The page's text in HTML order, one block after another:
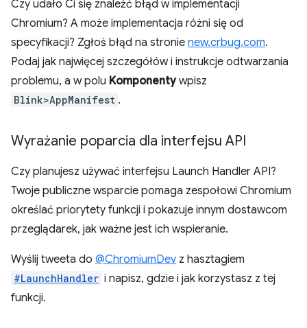
Czy udało Ci się znaleźć błąd w implementacji
Chromium? A może implementacja różni się od
specyfikacji? Zgłoś błąd na stronie new.crbug.com.
Podaj jak najwięcej szczegółów i instrukcje odtwarzania
problemu, a w polu Komponentywpisz
Blink>AppManifest .
Wyrażanie poparcia dla interfejsu API
Czy planujesz używać interfejsu Launch Handler API?
Twoje publiczne wsparcie pomaga zespołowi Chromium
określać priorytety funkcji i pokazuje innym dostawcom
przeglądarek, jak ważne jest ich wspieranie.
Wyślij tweeta do @ChromiumDev z hasztagiem
#LaunchHandler i napisz, gdzie i jak korzystasz z tej
funkcji.